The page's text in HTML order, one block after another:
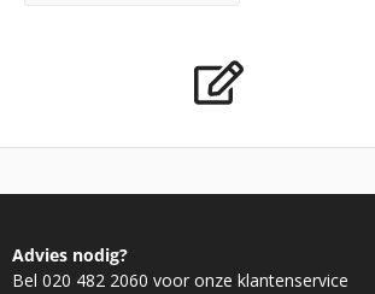
Advies nodig?
Bel 020 482 2060 voor onze klantenservice